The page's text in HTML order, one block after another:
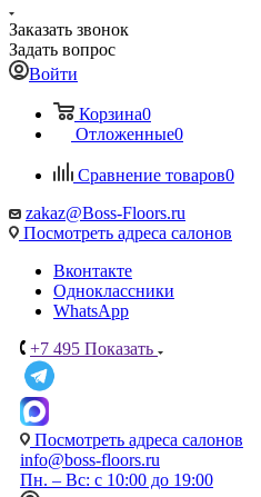
Заказать звонок
Задать вопрос
Войти
Корзина0
Отложенные0
Сравнение товаров0
zakaz@Boss-Floors.ru
Посмотреть адреса салонов
Вконтакте
Одноклассники
WhatsApp
+7 495 Показать
Посмотреть адреса салонов
info@boss-floors.ru
Пн. – Вс: с 10:00 до 19:00